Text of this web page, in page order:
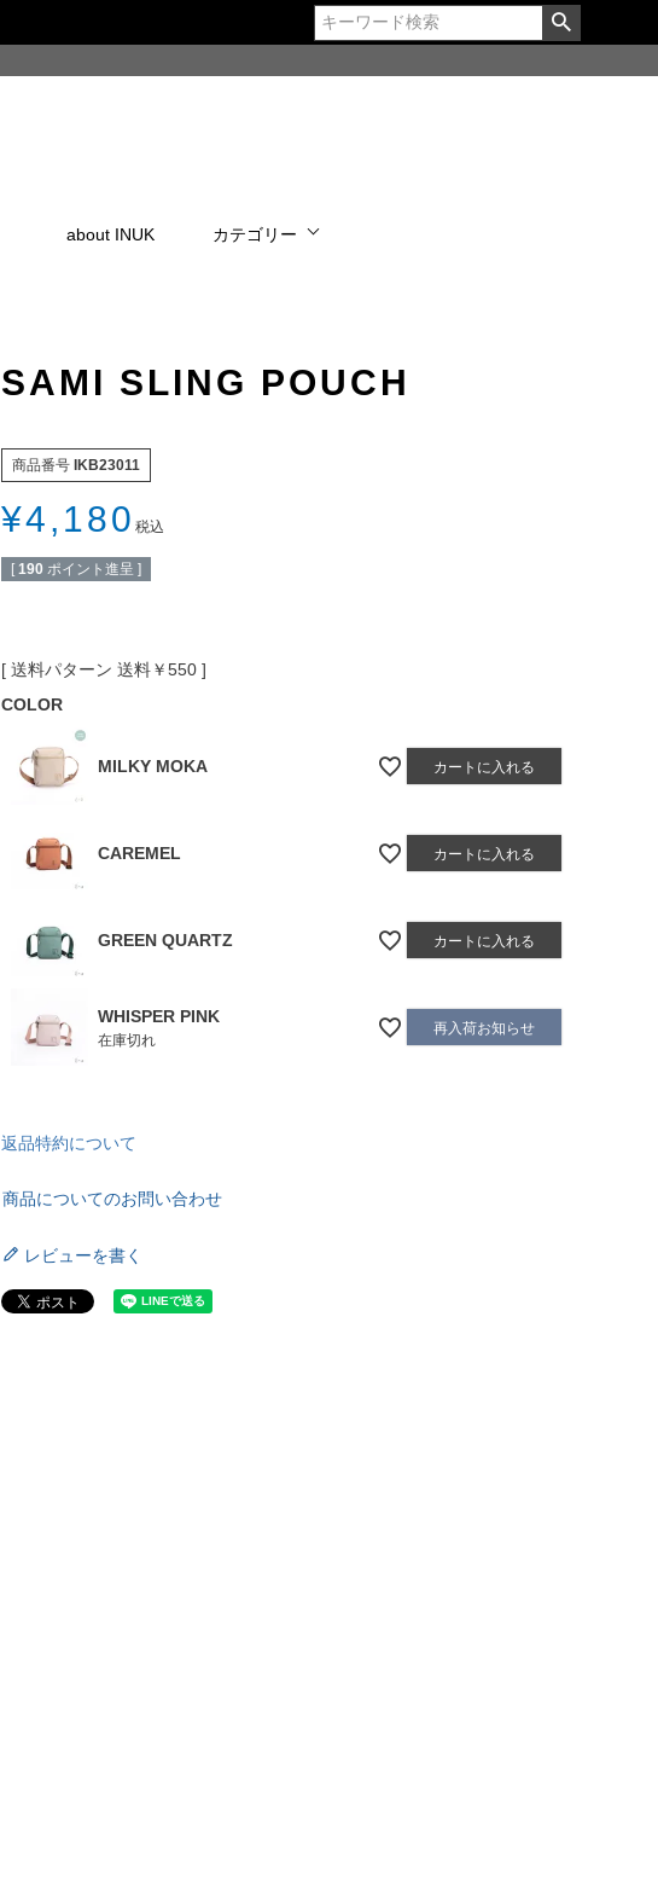
about INUK カテゴリー
SAMI SLING POUCH
商品番号 IKB23011
¥4,180 税込
[ 190 ポイント進呈 ]
送料パターン 送料￥550
COLOR
MILKY MOKA カートに入れる
CAREMEL カートに入れる
GREEN QUARTZ カートに入れる
WHISPER PINK
在庫切れ
再入荷お知らせ
返品特約について
商品についてのお問い合わせ
レビューを書く